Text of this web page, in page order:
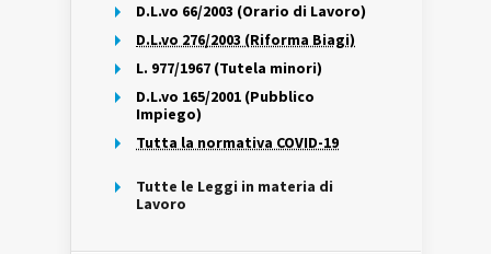
D.L.vo 66/2003 (Orario di Lavoro)
D.L.vo 276/2003 (Riforma Biagi)
L. 977/1967 (Tutela minori)
D.L.vo 165/2001 (Pubblico
Impiego)
Tutta la normativa COVID-19
Tutte le Leggi in materia di
Lavoro